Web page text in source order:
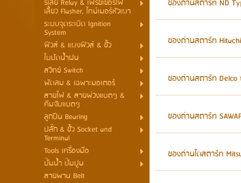
รีเลย์ Relay & เฟรชเชอร์ไฟ
เลี้ยว Flasher, ไทม์เมอร์หัวเผา
ระบบจุดระเบิด Ignition
System
ฟิวส์ & แผงฟิวส์ & ขั้ว
ใบปัดน้ำฝน
สวิทช์ Switch
พัดลม & เฉพาะมอเตอร์
สายไฟ & สายพ่วงแบตฯ &
คีมจับแบตฯ
ลูกปืน Bearing
ปลั๊ก & ขั้ว Socket and
Terminal
Tools เครื่องมือ
ปั๊มน้ำ ปั๊มปูน
สายพาน Belt
ซองถ่านสตาร์ท ND
ซองถ่านสตาร์ท
ซองถ่านสตาร์ท Delco
ซองถ่านสตาร์ท
ซองถ่านไดสตาร์ท